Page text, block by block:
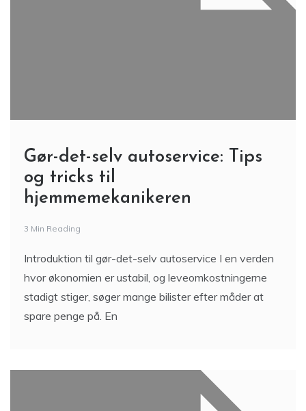
Gør-det-selv autoservice: Tips
og tricks til
hjemmemekanikeren
3 Min Reading
Introduktion til gør-det-selv autoservice I en verden
hvor økonomien er ustabil, og leveomkostningerne
stadigt stiger, søger mange bilister efter måder at
spare penge på. En